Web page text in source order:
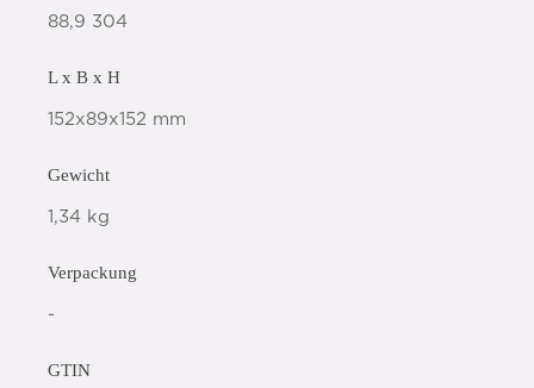
88,9 304
L x B x H
152x89x152 mm
Gewicht
1,34 kg
Verpackung
-
GTIN